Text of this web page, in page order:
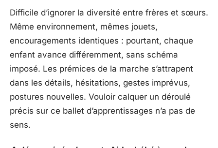
Difficile d’ignorer la diversité entre frères et sœurs.
Même environnement, mêmes jouets,
encouragements identiques : pourtant, chaque
enfant avance différemment, sans schéma
imposé. Les prémices de la marche s’attrapent
dans les détails, hésitations, gestes imprévus,
postures nouvelles. Vouloir calquer un déroulé
précis sur ce ballet d’apprentissages n’a pas de
sens.